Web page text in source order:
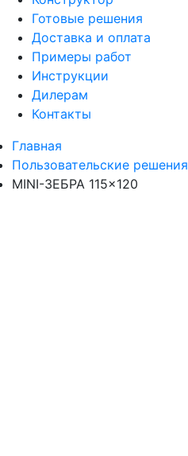
Готовые решения
Доставка и оплата
Примеры работ
Инструкции
Дилерам
Контакты
Главная
Пользовательские решения
MINI-ЗЕБРА 115×120